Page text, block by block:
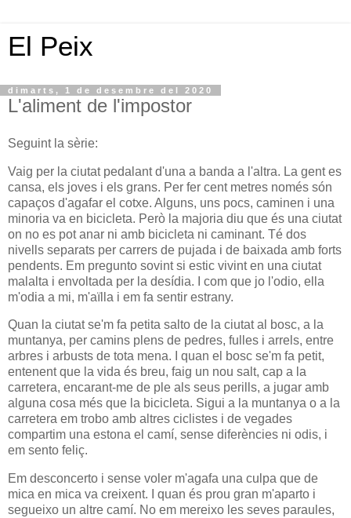
El Peix
dimarts, 1 de desembre del 2020
L'aliment de l'impostor
Seguint la sèrie:
Vaig per la ciutat pedalant d'una a banda a l'altra. La gent es
cansa, els joves i els grans. Per fer cent metres només són
capaços d'agafar el cotxe. Alguns, uns pocs, caminen i una
minoria va en bicicleta. Però la majoria diu que és una ciutat
on no es pot anar ni amb bicicleta ni caminant. Té dos
nivells separats per carrers de pujada i de baixada amb forts
pendents. Em pregunto sovint si estic vivint en una ciutat
malalta i envoltada per la desídia. I com que jo l'odio, ella
m'odia a mi, m'aïlla i em fa sentir estrany.
Quan la ciutat se'm fa petita salto de la ciutat al bosc, a la
muntanya, per camins plens de pedres, fulles i arrels, entre
arbres i arbusts de tota mena. I quan el bosc se'm fa petit,
entenent que la vida és breu, faig un nou salt, cap a la
carretera, encarant-me de ple als seus perills, a jugar amb
alguna cosa més que la bicicleta. Sigui a la muntanya o a la
carretera em trobo amb altres ciclistes i de vegades
compartim una estona el camí, sense diferències ni odis, i
em sento feliç.
Em desconcerto i sense voler m'agafa una culpa que de
mica en mica va creixent. I quan és prou gran m'aparto i
segueixo un altre camí. No em mereixo les seves paraules,